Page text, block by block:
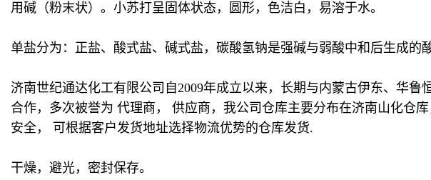
用碱（粉末状）。小苏打呈固体状态，圆形，色洁白，易溶于水。
单盐分为：正盐、酸式盐、碱式盐，碳酸氢钠是强碱与弱酸中和后生成的
济南世纪通达化工有限公司自2009年成立以来，长期与内蒙古伊东、华
合作，多次被誉为 代理商， 供应商，我公司仓库主要分布在济南山化仓
安全， 可根据客户发货地址选择物流优势的仓库发货.
干燥，避光，密封保存。